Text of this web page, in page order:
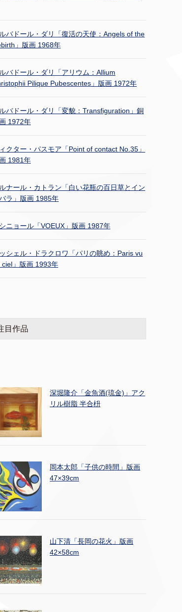
バドール・ダリ「復活の天使：Angels of the
」版画 1968年
バドール・ダリ「アリウム：Allium
Pilique Pubescentes」版画 1972年
バドール・ダリ「変貌：Transfiguration」銅
1972年
クター・パスモア「Point of contact No.35」
1981年
ナール・カトラン「白い花瓶の百日草とイン
バラ」版画 1985年
ニョール「VOEUX」版画 1987年
シェル・ドラクロワ「パリの眺め：Paris vu
ciel」版画 1993年
目作品
深堀隆介「金魚酒(琉金)」アク
リル樹脂 半合枡
岡本太郎「子供の時間」版画
47×39cm
山下清「長岡の花火」版画
42×58cm